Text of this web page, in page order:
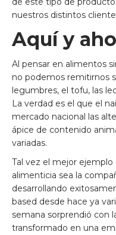
nuestros distintos
Aquí y
Al pensar en alimentos
no podemos remitirnos
legumbres, el tofu, las
La verdad es el que el
mercado nacional las
ápice de contenido
variadas.
Tal vez el mejor
alimenticia sea la
desarrollando
based desde hace ya
semana sorprendió con
transformado en una